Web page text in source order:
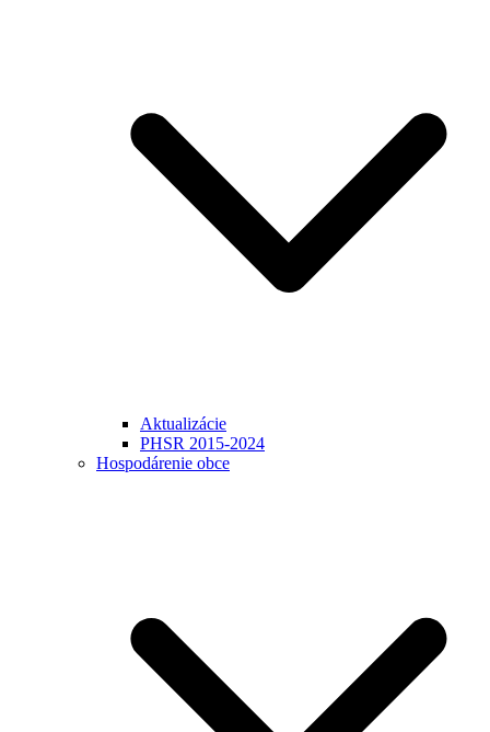
Aktualizácie
PHSR 2015-2024
Hospodárenie obce